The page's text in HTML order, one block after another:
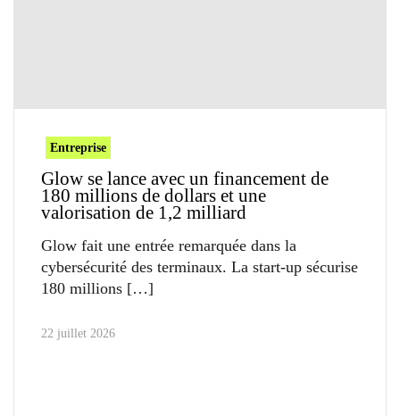
Entreprise
Glow se lance avec un financement de
180 millions de dollars et une
valorisation de 1,2 milliard
Glow fait une entrée remarquée dans la
cybersécurité des terminaux. La start-up sécurise
180 millions
22 juillet 2026